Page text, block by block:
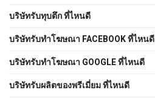
บริษัทรับทุบตึก ที่ไหนดี
บริษัทรับทําโฆษณา FACEBOOK ที่ไหนดี
บริษัทรับทําโฆษณา GOOGLE ที่ไหนดี
บริษัทรับผลิตของพรีเมี่ยม ที่ไหนดี